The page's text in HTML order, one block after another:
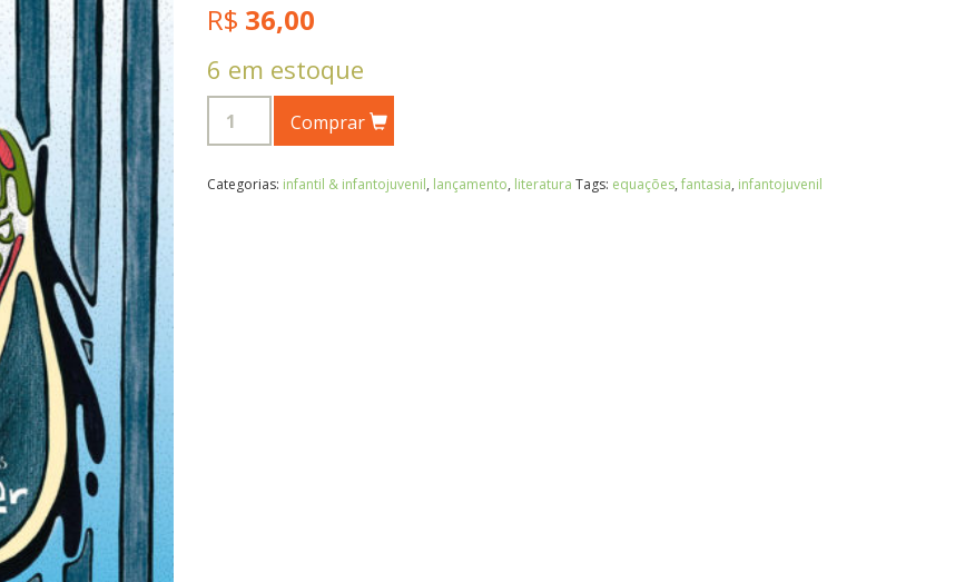
R$ 36,00
6 em estoque
Comprar
Categorias: infantil & infantojuvenil, lançamento, literatura Tags: equações, fantasia, infantojuvenil